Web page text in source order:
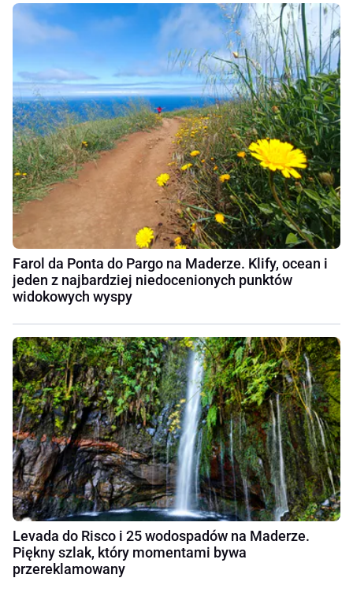
Farol da Ponta do Pargo na Maderze. Klify, ocean i
jeden z najbardziej niedocenionych punktów
widokowych wyspy
Levada do Risco i 25 wodospadów na Maderze.
Piękny szlak, który momentami bywa
przereklamowany